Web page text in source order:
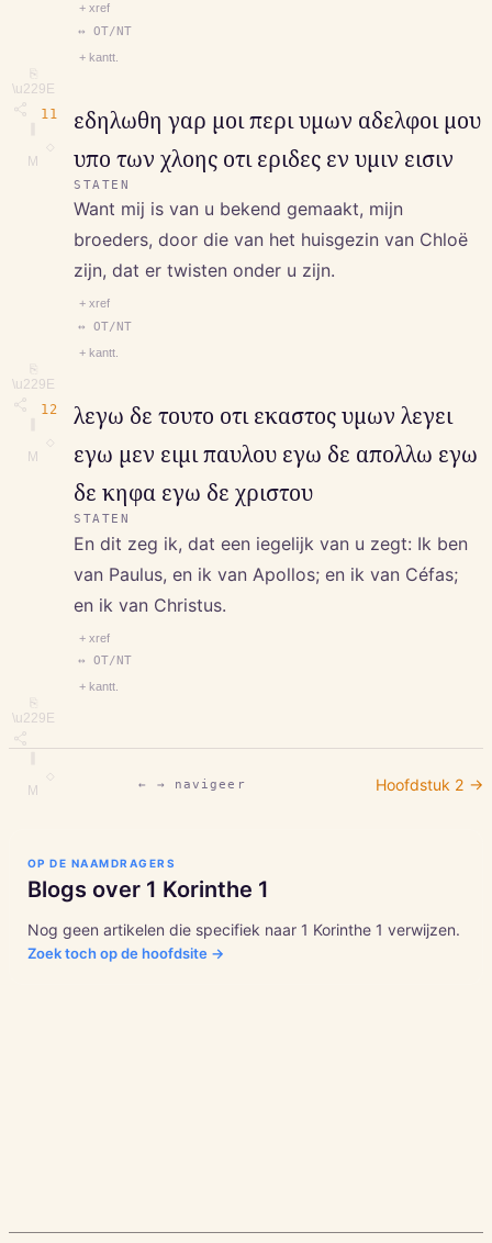
⎘
\u229E
M
+ xref
↔ OT/NT
+ kantt.
11
⎘
\u229E
M
εδηλωθη γαρ μοι περι υμων αδελφοι μου
υπο των χλοης οτι εριδες εν υμιν εισιν
STATEN
Want mij is van u bekend gemaakt, mijn
broeders, door die van het huisgezin van Chloë
zijn, dat er twisten onder u zijn.
+ xref
↔ OT/NT
+ kantt.
12
⎘
\u229E
M
λεγω δε τουτο οτι εκαστος υμων λεγει
εγω μεν ειμι παυλου εγω δε απολλω εγω
δε κηφα εγω δε χριστου
STATEN
En dit zeg ik, dat een iegelijk van u zegt: Ik ben
van Paulus, en ik van Apollos; en ik van Céfas;
en ik van Christus.
+ xref
↔ OT/NT
+ kantt.
← → navigeer Hoofdstuk 2 →
OP DE NAAMDRAGERS
Blogs over 1 Korinthe 1
Nog geen artikelen die specifiek naar 1 Korinthe 1 verwijzen.
Zoek toch op de hoofdsite →